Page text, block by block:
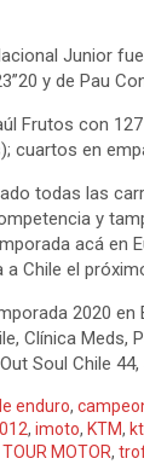
Junior
y de Pau
Frutos con
cuartos en
todas las
y
acá en
Chile el
2020
Clínica Meds,
Soul Chile
enduro,
, imoto, KTM,
TOUR MOTOR,